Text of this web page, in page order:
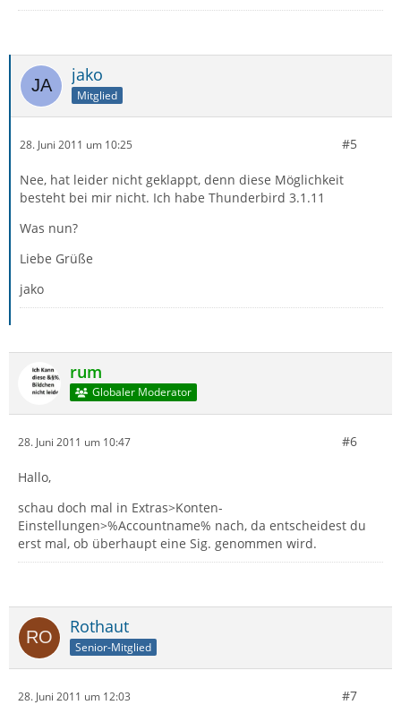
jako
Mitglied
28. Juni 2011 um 10:25 #5
Nee, hat leider nicht geklappt, denn diese Möglichkeit
besteht bei mir nicht. Ich habe Thunderbird 3.1.11
Was nun?
Liebe Grüße
jako
rum
Globaler Moderator
28. Juni 2011 um 10:47 #6
Hallo,
schau doch mal in Extras>Konten-
Einstellungen>%Accountname% nach, da entscheidest du
erst mal, ob überhaupt eine Sig. genommen wird.
Rothaut
Senior-Mitglied
28. Juni 2011 um 12:03 #7